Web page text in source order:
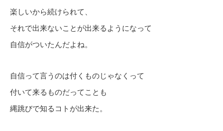
楽しいから続けられて、
それで出来ないことが出来るようになって
自信がついたんだよね。
自信って言うのは付くものじゃなくって
付いて来るものだってことも
縄跳びで知るコトが出来た。